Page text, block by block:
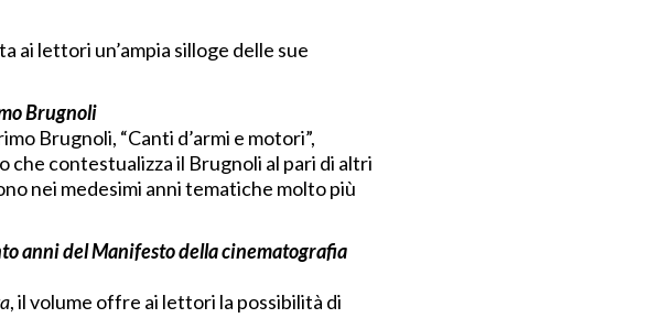
ai lettori un’ampia silloge delle sue
Brugnoli
Brugnoli, “Canti d’armi e motori”,
contestualizza il Brugnoli al pari di altri
nei medesimi anni tematiche molto più
anni del Manifesto della cinematografia
, il volume offre ai lettori la possibilità di